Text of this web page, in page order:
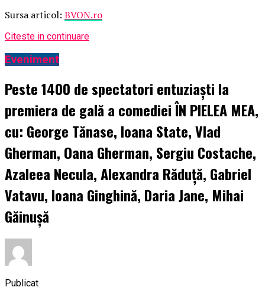
Sursa articol: BVON.ro
Citeste in continuare
Eveniment
Peste 1400 de spectatori entuziaști la
premiera de gală a comediei ÎN PIELEA MEA,
cu: George Tănase, Ioana State, Vlad
Gherman, Oana Gherman, Sergiu Costache,
Azaleea Necula, Alexandra Răduță, Gabriel
Vatavu, Ioana Ginghină, Daria Jane, Mihai
Găinușă
Publicat